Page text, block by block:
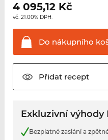
4 095,12Kč
vč. 21.00% DPH.
Do nákupního
Přidatrecept
Exkluzivní výhody
Bezplatné zaslání a